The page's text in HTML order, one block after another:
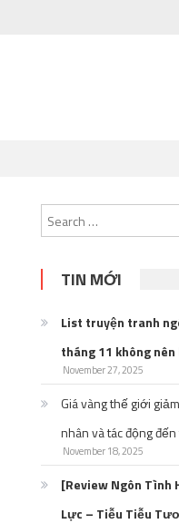
TIN MỚI
List truyện tranh
tháng 11 không
November 27, 2025
Giá vàng thế giới
nhân và tác động
November 18, 2025
[Review Ngôn Tình
Lực – Tiễu Tiễu